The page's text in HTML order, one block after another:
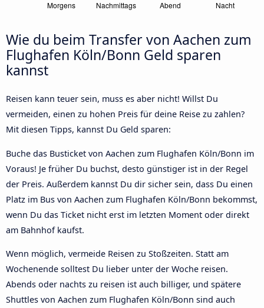
Wie du beim Transfer von Aachen zum
Flughafen Köln/Bonn Geld sparen
kannst
Reisen kann teuer sein, muss es aber nicht! Willst Du
vermeiden, einen zu hohen Preis für deine Reise zu zahlen?
Mit diesen Tipps, kannst Du Geld sparen:
Buche das Busticket von Aachen zum Flughafen Köln/Bonn im
Voraus! Je früher Du buchst, desto günstiger ist in der Regel
der Preis. Außerdem kannst Du dir sicher sein, dass Du einen
Platz im Bus von Aachen zum Flughafen Köln/Bonn bekommst,
wenn Du das Ticket nicht erst im letzten Moment oder direkt
am Bahnhof kaufst.
Wenn möglich, vermeide Reisen zu Stoßzeiten. Statt am
Wochenende solltest Du lieber unter der Woche reisen.
Abends oder nachts zu reisen ist auch billiger, und spätere
Shuttles von Aachen zum Flughafen Köln/Bonn sind auch